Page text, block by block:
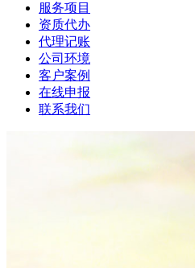
服务项目
资质代办
代理记账
公司环境
客户案例
在线申报
联系我们